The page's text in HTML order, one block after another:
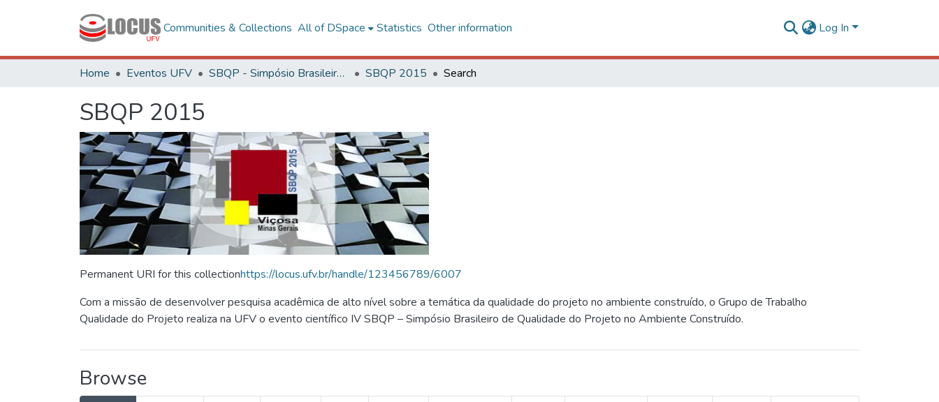
Communities & Collections All of DSpace Statistics Other information Log In
Home Eventos UFV SBQP - Simpósio Brasileiro de Qualidade do Projeto no Ambiente Construído SBQP 2015 Search
SBQP 2015
Permanent URI for this collectionhttps://locus.ufv.br/handle/123456789/6007
Com a missão de desenvolver pesquisa acadêmica de alto nível sobre a temática da qualidade do projeto no ambiente construído, o Grupo de Trabalho
Qualidade do Projeto realiza na UFV o evento científico IV SBQP – Simpósio Brasileiro de Qualidade do Projeto no Ambiente Construído.
Browse